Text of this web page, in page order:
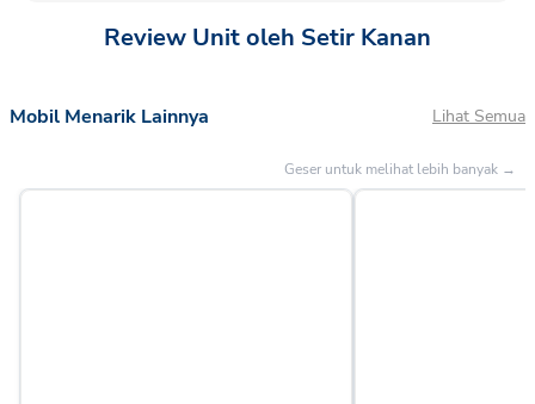
Review Unit oleh Setir Kanan
Mobil Menarik Lainnya Lihat Semua
Geser untuk melihat lebih banyak →